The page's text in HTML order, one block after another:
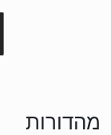
מהדורות